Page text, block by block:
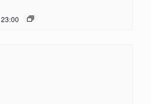
23:00